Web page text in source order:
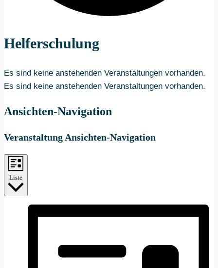
Helferschulung
Es sind keine anstehenden Veranstaltungen vorhanden.
Es sind keine anstehenden Veranstaltungen vorhanden.
Ansichten-Navigation
Veranstaltung Ansichten-Navigation
Liste